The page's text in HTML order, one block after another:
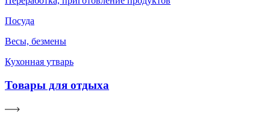
Посуда
Весы, безмены
Кухонная утварь
Товары для отдыха